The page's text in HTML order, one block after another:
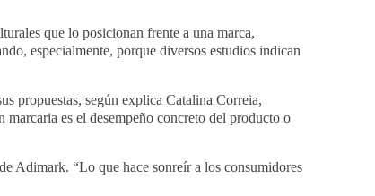
que lo posicionan frente a una marca,
especialmente, porque diversos estudios indican
propuestas, según explica Catalina Correia,
es el desempeño concreto del producto o
Adimark. “Lo que hace sonreír a los consumidores